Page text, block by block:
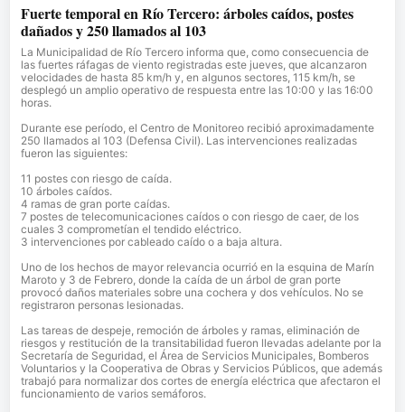
Fuerte temporal en Río Tercero: árboles caídos, postes
dañados y 250 llamados al 103
La Municipalidad de Río Tercero informa que, como consecuencia de
las fuertes ráfagas de viento registradas este jueves, que alcanzaron
velocidades de hasta 85 km/h y, en algunos sectores, 115 km/h, se
desplegó un amplio operativo de respuesta entre las 10:00 y las 16:00
horas.
Durante ese período, el Centro de Monitoreo recibió aproximadamente
250 llamados al 103 (Defensa Civil). Las intervenciones realizadas
fueron las siguientes:
11 postes con riesgo de caída.
10 árboles caídos.
4 ramas de gran porte caídas.
7 postes de telecomunicaciones caídos o con riesgo de caer, de los
cuales 3 comprometían el tendido eléctrico.
3 intervenciones por cableado caído o a baja altura.
Uno de los hechos de mayor relevancia ocurrió en la esquina de Marín
Maroto y 3 de Febrero, donde la caída de un árbol de gran porte
provocó daños materiales sobre una cochera y dos vehículos. No se
registraron personas lesionadas.
Las tareas de despeje, remoción de árboles y ramas, eliminación de
riesgos y restitución de la transitabilidad fueron llevadas adelante por la
Secretaría de Seguridad, el Área de Servicios Municipales, Bomberos
Voluntarios y la Cooperativa de Obras y Servicios Públicos, que además
trabajó para normalizar dos cortes de energía eléctrica que afectaron el
funcionamiento de varios semáforos.